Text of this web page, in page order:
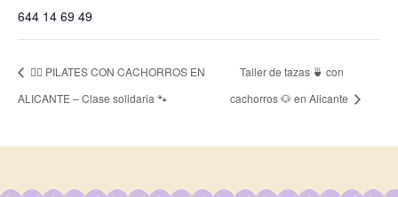
644 14 69 49
🧘‍♀️ PILATES CON CACHORROS EN
ALICANTE – Clase solidaria 🐾
Taller de tazas 🍵 con
cachorros 🐶 en Alicante